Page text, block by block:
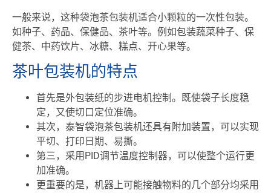
一般来说，这种袋泡茶包装机适合小颗粒的一次性包装。
如种子、药品、保健品、茶叶等。例如包装蔬菜种子、保
健茶、中药饮片、冰糖、糕点、开心果等。
茶叶包装机的特点
首先是外包装纸的步进电机控制。既使袋子长度稳
定，又使切口定位准确。
其次，泰智袋泡茶包装机还具有附加装置，可以实现
平切、打印日期、易撕。
第三，采用PID调节温度控制器，可以使整个运行更
加准确。
更重要的是，机器上可能接触物料的几个部分均采用